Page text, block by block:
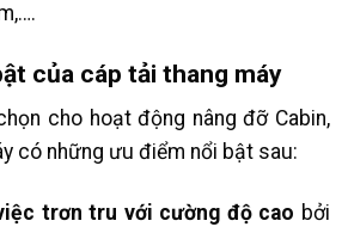
của cáp tải thang máy
cho hoạt động nâng đỡ Cabin,
có những ưu điểm nổi bật sau:
trơn tru với cường độ cao bởi